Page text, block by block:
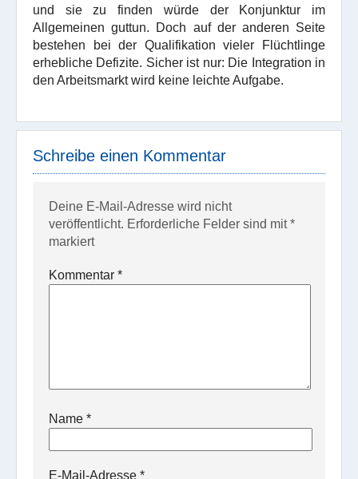
und sie zu finden würde der Konjunktur im
Allgemeinen guttun. Doch auf der anderen Seite
bestehen bei der Qualifikation vieler Flüchtlinge
erhebliche Defizite. Sicher ist nur: Die Integration in
den Arbeitsmarkt wird keine leichte Aufgabe.
Schreibe einen Kommentar
Deine E-Mail-Adresse wird nicht
veröffentlicht. Erforderliche Felder sind mit*
markiert
Kommentar *
Name *
E-Mail-Adresse *